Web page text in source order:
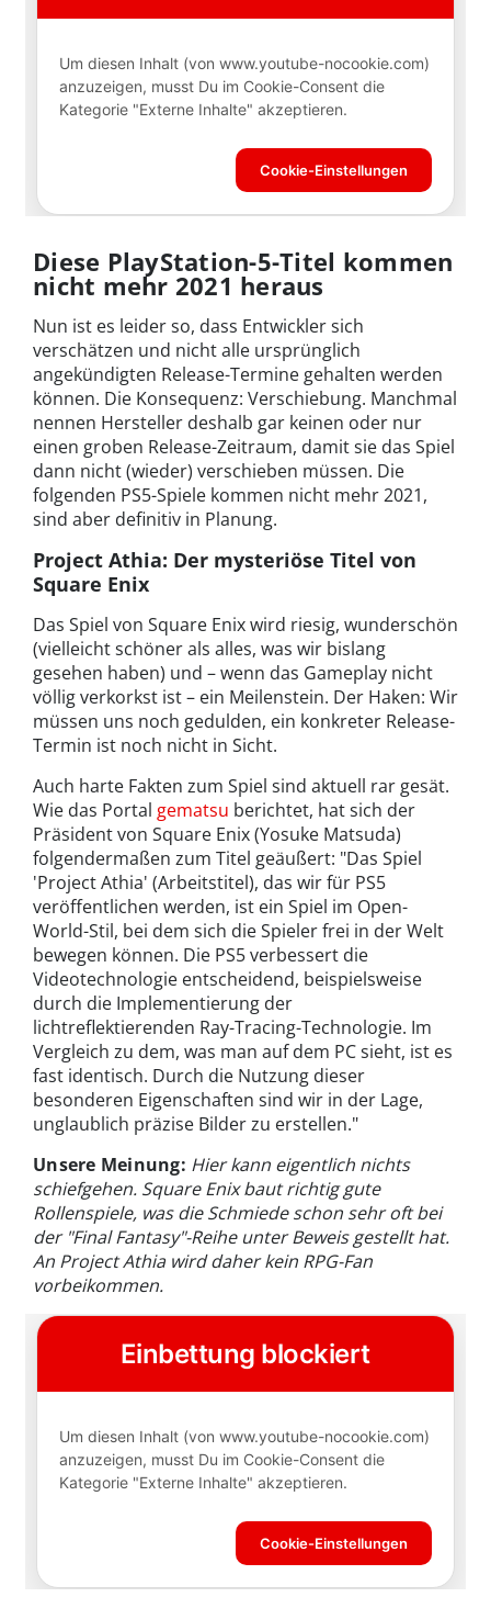
Diese PlayStation-5-Titel kommen
nicht mehr 2021 heraus
Nun ist es leider so, dass Entwickler sich
verschätzen und nicht alle ursprünglich
angekündigten Release-Termine gehalten werden
können. Die Konsequenz: Verschiebung. Manchmal
nennen Hersteller deshalb gar keinen oder nur
einen groben Release-Zeitraum, damit sie das Spiel
dann nicht (wieder) verschieben müssen. Die
folgenden PS5-Spiele kommen nicht mehr 2021,
sind aber definitiv in Planung.
Project Athia: Der mysteriöse Titel von
Square Enix
Das Spiel von Square Enix wird riesig, wunderschön
(vielleicht schöner als alles, was wir bislang
gesehen haben) und – wenn das Gameplay nicht
völlig verkorkst ist – ein Meilenstein. Der Haken: Wir
müssen uns noch gedulden, ein konkreter Release-
Termin ist noch nicht in Sicht.
Auch harte Fakten zum Spiel sind aktuell rar gesät.
Wie das Portal gematsu berichtet, hat sich der
Präsident von Square Enix (Yosuke Matsuda)
folgendermaßen zum Titel geäußert: "Das Spiel
'Project Athia' (Arbeitstitel), das wir für PS5
veröffentlichen werden, ist ein Spiel im Open-
World-Stil, bei dem sich die Spieler frei in der Welt
bewegen können. Die PS5 verbessert die
Videotechnologie entscheidend, beispielsweise
durch die Implementierung der
lichtreflektierenden Ray-Tracing-Technologie. Im
Vergleich zu dem, was man auf dem PC sieht, ist es
fast identisch. Durch die Nutzung dieser
besonderen Eigenschaften sind wir in der Lage,
unglaublich präzise Bilder zu erstellen."
Unsere Meinung: Hier kann eigentlich nichts
schiefgehen. Square Enix baut richtig gute
Rollenspiele, was die Schmiede schon sehr oft bei
der "Final Fantasy"-Reihe unter Beweis gestellt hat.
An Project Athia wird daher kein RPG-Fan
vorbeikommen.